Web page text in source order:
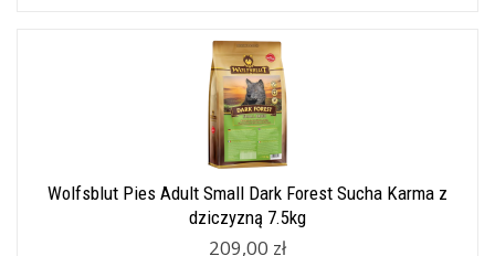
Wolfsblut Pies Adult Small Dark Forest Sucha Karma z
dziczyzną 7.5kg
209,00 zł